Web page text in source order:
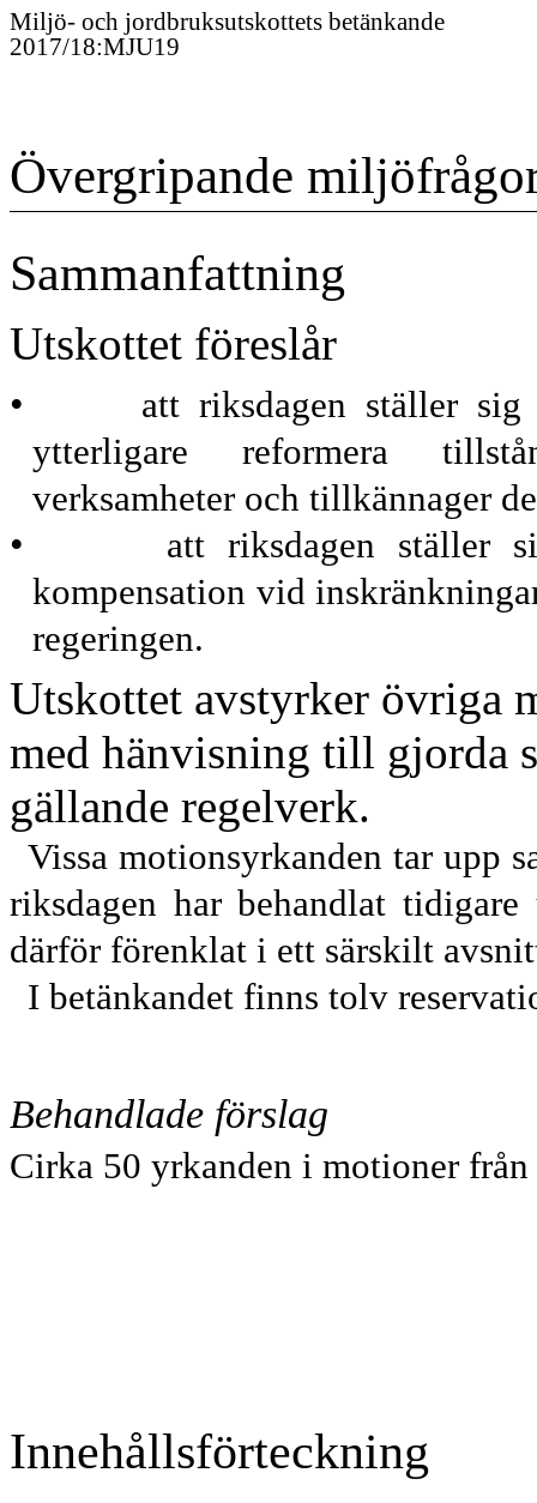
Miljö- och jordbruksutskottets betänkande
2017/18:MJU19
Övergripande
Sammanfattning
Utskottet föreslår
•
att riksdagen ställer
ytterligare reformera
verksamheteroch tillkännager
•
att riksdagen ställer
kompensation vid
regeringen.
Utskottet avstyrker övriga
med hänvisning till gjorda
gällande regelverk.
Vissa motionsyrkanden tar upp
riksdagen har behandlat tidigare
därför förenklat i ett särskilt
I betänkandet finnstolv
Behandlade förslag
Cirka 50 yrkanden i motioner
Innehållsförteckning